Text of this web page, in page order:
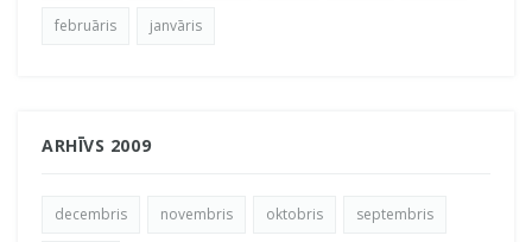
februāris janvāris
ARHĪVS 2009
decembris novembris oktobris septembris